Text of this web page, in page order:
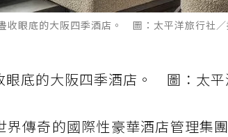
收眼底的大阪四季酒店。 圖：太平洋旅行社／
底的大阪四季酒店。 圖：太平
界傳奇的國際性豪華酒店管理集